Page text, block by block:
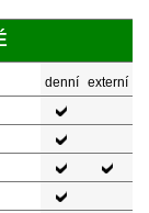
denní externí